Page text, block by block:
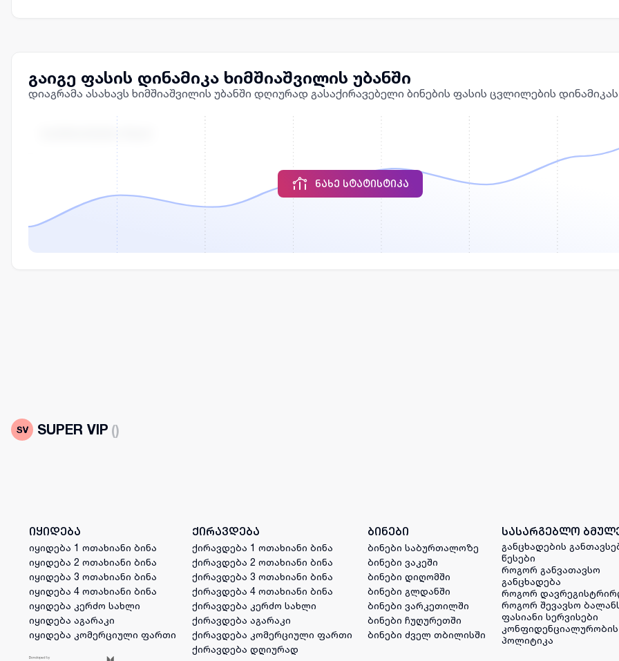
გაიგე ფასის დინამიკა ხიმშიაშვილის უბანში
დიაგრამა ასახავს ხიმშიაშვილის უბანში დღიურად გასაქირავებელი ბინების ფასის ცვლილების დინამიკას
ᲒᲐᲥᲘᲠᲐᲕᲔᲑᲘᲡ ᲤᲐᲡᲘ
ᲜᲐᲮᲔ ᲡᲢᲐᲢᲘᲡᲢᲘᲙᲐ
SUPER VIP ()
იყიდება
იყიდება 1 ოთახიანი ბინა
იყიდება 2 ოთახიანი ბინა
იყიდება 3 ოთახიანი ბინა
იყიდება 4 ოთახიანი ბინა
იყიდება კერძო სახლი
იყიდება აგარაკი
იყიდება კომერციული ფართი
ქირავდება
ქირავდება 1 ოთახიანი ბინა
ქირავდება 2 ოთახიანი ბინა
ქირავდება 3 ოთახიანი ბინა
ქირავდება 4 ოთახიანი ბინა
ქირავდება კერძო სახლი
ქირავდება აგარაკი
ქირავდება კომერციული ფართი
ქირავდება დღიურად
ბინები
ბინები საბურთალოზე
ბინები ვაკეში
ბინები დიღომში
ბინები გლდანში
ბინები ვარკეთილში
ბინები ჩუღურეთში
ბინები ძველ თბილისში
სასარგებლო
განცხადების
წესები
როგორ განვათავსო
განცხადება
როგორ
როგორ შევავსო
ფასიანი სერვისები
კონფიდენციალურობის
პოლიტიკა